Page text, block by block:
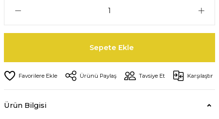
Sepete Ekle
Ürünü Paylaş Tavsiye Et Karşılaştır
Ürün Bilgisi